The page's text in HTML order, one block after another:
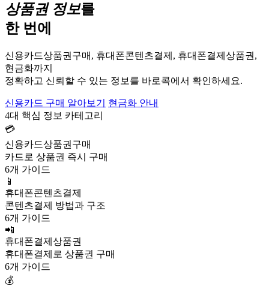
상품권 정보를
한 번에
신용카드상품권구매, 휴대폰콘텐츠결제, 휴대폰결제상품권,
현금화까지
정확하고 신뢰할 수 있는 정보를 바로콕에서 확인하세요.
신용카드 구매 알아보기
현금화 안내
4대 핵심 정보 카테고리
💳
신용카드상품권구매
카드로 상품권 즉시 구매
6개 가이드
📱
휴대폰콘텐츠결제
콘텐츠결제 방법과 구조
6개 가이드
📲
휴대폰결제상품권
휴대폰결제로 상품권 구매
6개 가이드
💰